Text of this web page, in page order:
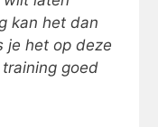
kan het dan
je het op deze
goed